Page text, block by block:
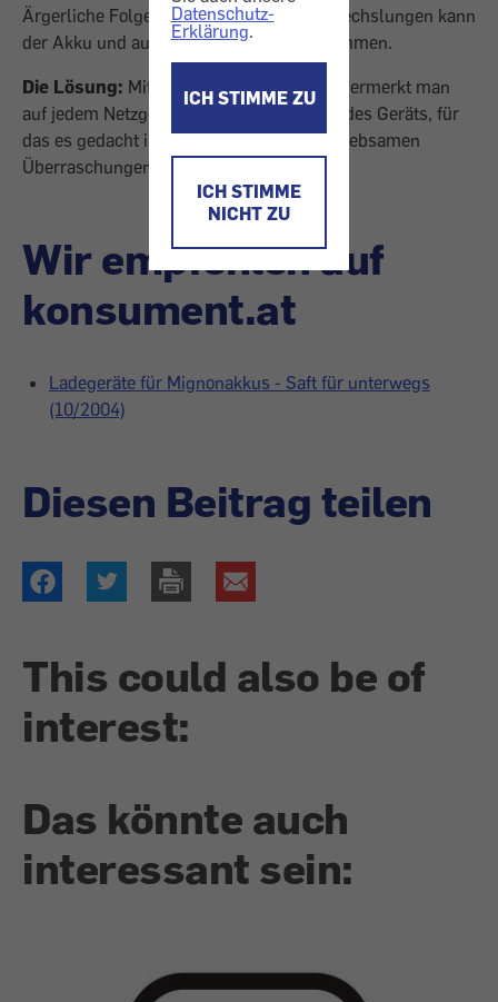
Datenschutz-
Erklärung.
ICH STIMME ZU
ICH STIMME
NICHT ZU
Ärgerliche Folge des Wirrwarrs: Bei Verwechslungen kann
der Akku und auch das Gerät Schaden nehmen.
Die Lösung: Mit einem weißen Lackstift vermerkt man
auf jedem Netzgerät Art, Marke und Type des Geräts, für
das es gedacht ist. Dann gibt es keine unliebsamen
Überraschungen!
Wir empfehlen auf
konsument.at
Ladegeräte für Mignonakkus - Saft für unterwegs
(10/2004)
Diesen Beitrag teilen
This could also be of
interest:
Das könnte auch
interessant sein: